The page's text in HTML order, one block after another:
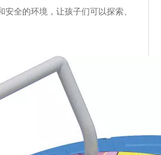
安全的环境，让孩子们可以探索、